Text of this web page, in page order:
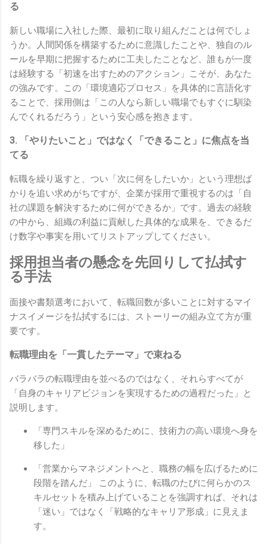
る
新しい職場に入社した際、最初に取り組んだことは何でしょ
うか。人間関係を構築するために意識したことや、独自のル
ールを早期に把握するために工夫したことなど、誰もが一度
は経験する「初速を出すためのアクション」こそが、あなた
の強みです。この「環境適応プロセス」を具体的に言語化す
ることで、採用側は「この人なら新しい職場でもすぐに馴染
んでくれるだろう」という安心感を抱きます。
3. 「やりたいこと」ではなく「できること」に焦点を当
てる
転職を繰り返すと、つい「次に何をしたいか」という理想ば
かりを追い求めがちですが、企業が採用で重視するのは「自
社の課題を解決するために何ができるか」です。過去の経験
の中から、組織の利益に貢献した具体的な成果を、できるだ
け数字や事実を用いてリストアップしてください。
採用担当者の懸念を先回りして払拭す
る手法
面接や書類選考において、転職回数が多いことに対するマイ
ナスイメージを払拭するには、ストーリーの組み立て方が重
要です。
転職理由を「一貫したテーマ」で束ねる
バラバラの転職理由を並べるのではなく、それらすべてが
「自身のキャリアビジョンを実現するための過程だった」と
説明します。
「専門スキルを深めるために、技術力の高い環境へ身を
移した」
「営業からマネジメントへと、職務の幅を広げるために
段階を踏んだ」 このように、転職のたびに何らかのス
キルセットを積み上げていることを強調すれば、それは
「迷い」ではなく「戦略的なキャリア形成」に見えま
す。